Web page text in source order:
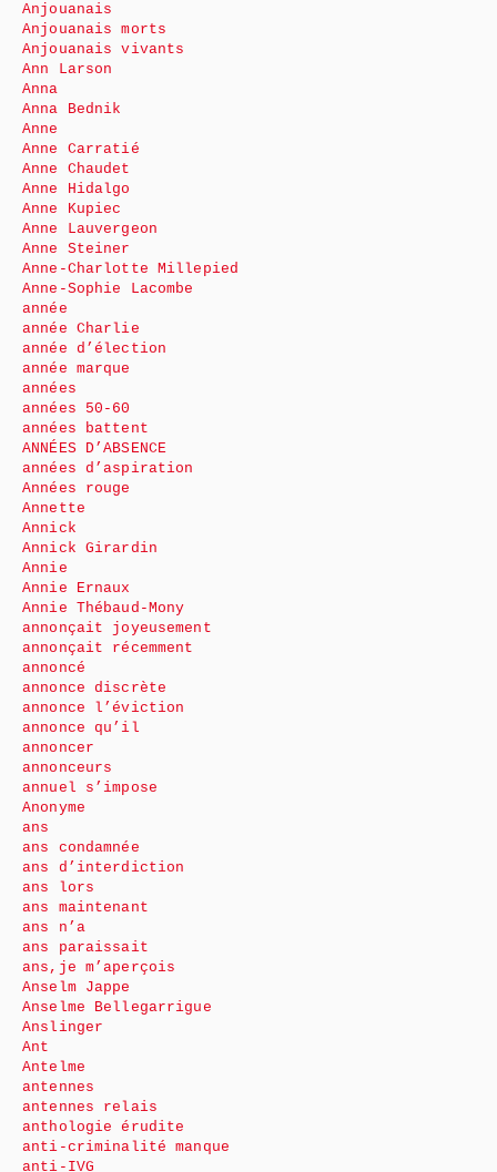
Anjouanais
Anjouanais morts
Anjouanais vivants
Ann Larson
Anna
Anna Bednik
Anne
Anne Carratié
Anne Chaudet
Anne Hidalgo
Anne Kupiec
Anne Lauvergeon
Anne Steiner
Anne-Charlotte Millepied
Anne-Sophie Lacombe
année
année Charlie
année d’élection
année marque
années
années 50-60
années battent
ANNÉES D’ABSENCE
années d’aspiration
Années rouge
Annette
Annick
Annick Girardin
Annie
Annie Ernaux
Annie Thébaud-Mony
annonçait joyeusement
annonçait récemment
annoncé
annonce discrète
annonce l’éviction
annonce qu’il
annoncer
annonceurs
annuel s’impose
Anonyme
ans
ans condamnée
ans d’interdiction
ans lors
ans maintenant
ans n’a
ans paraissait
ans,je m’aperçois
Anselm Jappe
Anselme Bellegarrigue
Anslinger
Ant
Antelme
antennes
antennes relais
anthologie érudite
anti-criminalité manque
anti-IVG